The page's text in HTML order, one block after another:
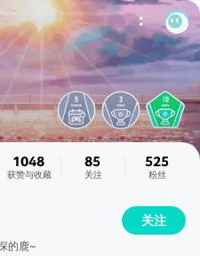
1048
获赞与收藏
85
关注
525
粉丝
关注
的鹿~